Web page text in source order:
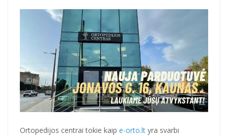
Ortopedijos centrai tokie kaip e-orto.lt yra svarbi